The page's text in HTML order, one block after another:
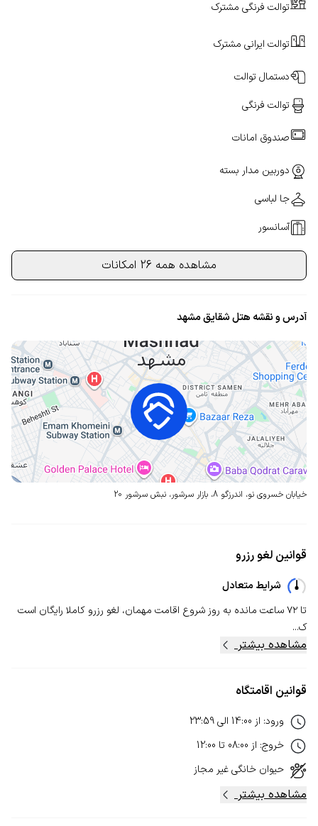
توالت فرنگی مشترک
توالت ایرانی مشترک
دستمال توالت
توالت فرنگی
صندوق امانات
دوربین مدار بسته
جا لباسی
آسانسور
مشاهده همه 26 امکانات
آدرس و نقشه هتل شقایق مشهد
خیابان خسروی نو، اندرزگو 8، بازار سرشور، نبش سرشور 20
قوانین لغو رزرو
شرایط متعادل
تا ۷۲ ساعت مانده به روز شروع اقامت مهمان، لغو رزرو کاملا رایگان است
ک...
مشاهده بیشتر
قوانین اقامتگاه
ورود: از 14:00 الی23:59
خروج: از 08:00 تا 12:00
حیوان خانگیغیر مجاز
مشاهده بیشتر